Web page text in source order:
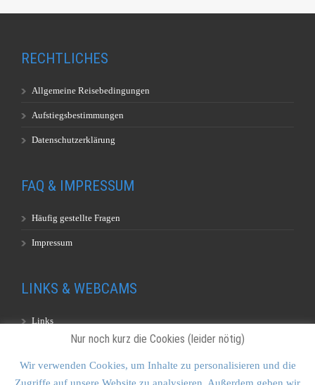
RECHTLICHES
Allgemeine Reisebedingungen
Aufstiegsbestimmungen
Datenschutzerklärung
FAQ & IMPRESSUM
Häufig gestellte Fragen
Impressum
LINKS & WEBCAMS
Links
Nur noch kurz die Cookies (leider nötig)
Wir verwenden Cookies, um Inhalte zu personalisieren und die
Zugriffe auf unsere Website zu analysieren. Außerdem geben wir